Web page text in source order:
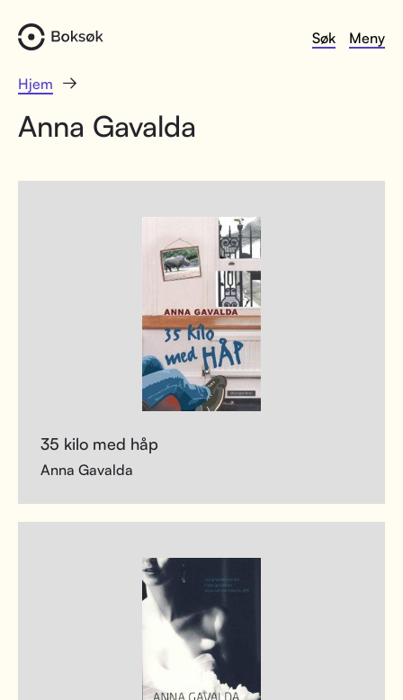
Søk Meny
Hjem
Anna Gavalda
35 kilo med håp
Anna Gavalda